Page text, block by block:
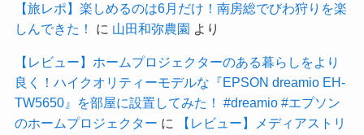
【旅レポ】楽しめるのは6月だけ！南房総でびわ狩りを楽
しんできた！
に 山田和弥農園 より
【レビュー】ホームプロジェクターのある暮らしをより
良く！ハイクオリティーモデルな『EPSON dreamio EH-
TW5650』を部屋に設置してみた！ #dreamio #エプソン
のホームプロジェクター に
【レビュー】メディアストリ